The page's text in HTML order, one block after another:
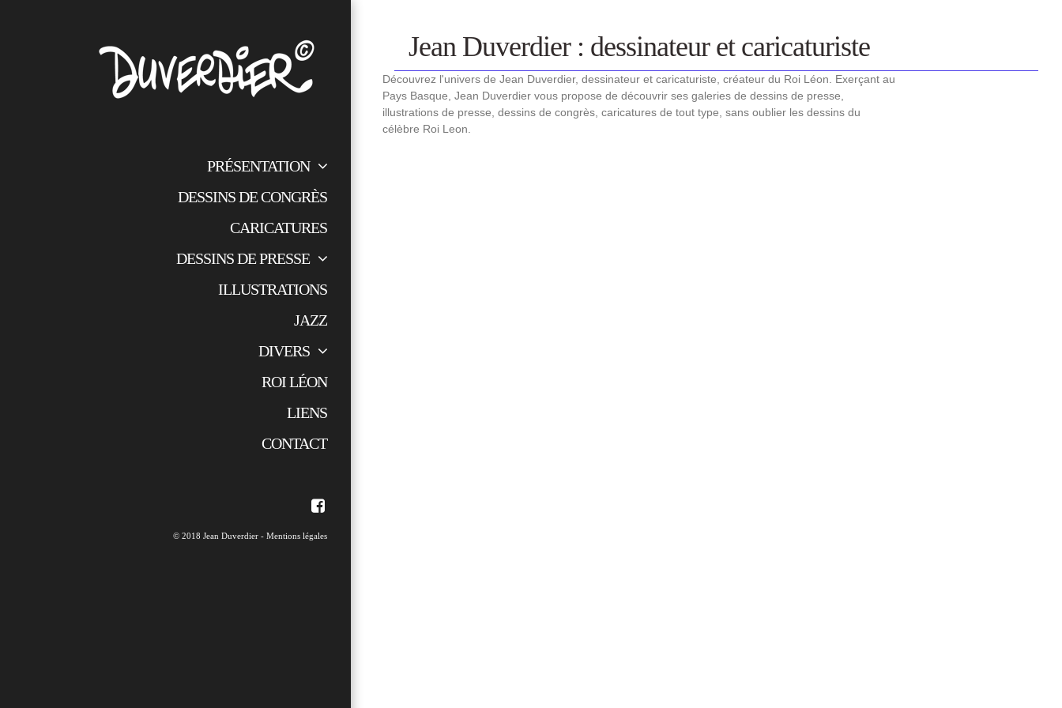
PRÉSENTATION
DESSINS DE CONGRÈS
CARICATURES
DESSINS DE PRESSE
ILLUSTRATIONS
JAZZ
DIVERS
ROI LÉON
LIENS
CONTACT
© 2018 Jean Duverdier - Mentions légales
Jean Duverdier : dessinateur et caricaturiste
Découvrez l'univers de Jean Duverdier, dessinateur et caricaturiste, créateur du Roi Léon. Exerçant au
Pays Basque, Jean Duverdier vous propose de découvrir ses galeries de dessins de presse,
illustrations de presse, dessins de congrès, caricatures de tout type, sans oublier les dessins du
célèbre Roi Leon.